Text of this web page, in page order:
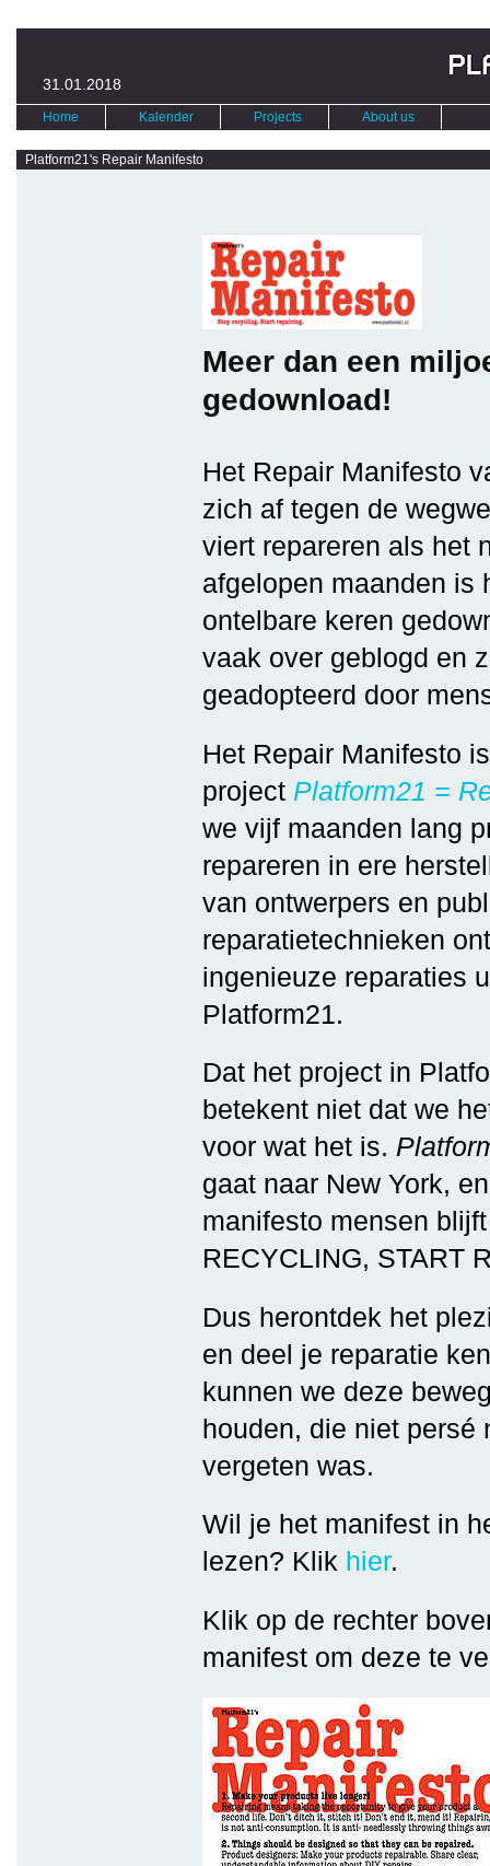
31.01.2018
Home Kalender Projects About us
Platform21's Repair Manifesto
Meer dan een
gedownload!
Het Repair Manifesto
zich af tegen de
viert repareren als het
afgelopen maanden is
ontelbare keren
vaak over geblogd en
geadopteerd door
Het Repair Manifesto
project Platform21 =
we vijf maanden lang
repareren in ere
van ontwerpers en
reparatietechnieken
ingenieuze reparaties
Platform21.
Dat het project in
betekent niet dat we
voor wat het is.
gaat naar New York,
manifesto mensen
RECYCLING, START
Dus herontdek het
en deel je reparatie
kunnen we deze
houden, die niet persé
vergeten was.
Wil je het manifest in
lezen? Klik hier.
Klik op de rechter
manifest om deze te